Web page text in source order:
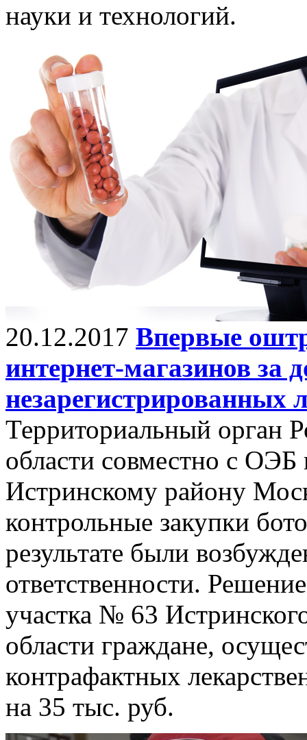
науки и технологий.
20.12.2017 Впервые
интернет-магазинов за
незарегистрированных
Территориальный орган
области совместно с
Истринскому району
контрольные закупки
результате были
ответственности.
участка № 63
области граждане,
контрафактных
на 35 тыс. руб.